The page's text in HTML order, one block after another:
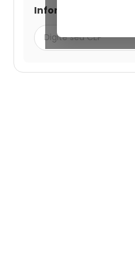
Informe seu CEP